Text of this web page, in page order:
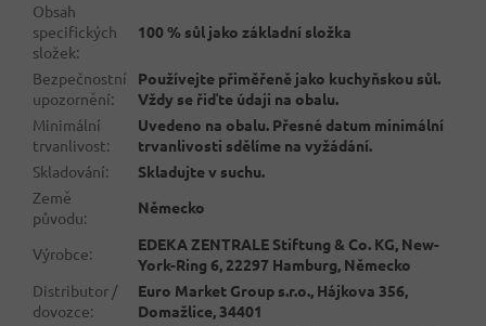
Obsah
specifických
složek:
100 % sůl jako základní složka
Bezpečnostní
upozornění:
Používejte přiměřeně jako kuchyňskou sůl.
Vždy se řiďte údaji na obalu.
Minimální
trvanlivost:
Uvedeno na obalu. Přesné datum minimální
trvanlivosti sdělíme na vyžádání.
Skladování:
Skladujte v suchu.
Země
původu:
Německo
Výrobce:
EDEKA ZENTRALE Stiftung & Co. KG, New-
York-Ring 6, 22297 Hamburg, Německo
Distributor /
dovozce:
Euro Market Group s.r.o., Hájkova 356,
Domažlice, 34401